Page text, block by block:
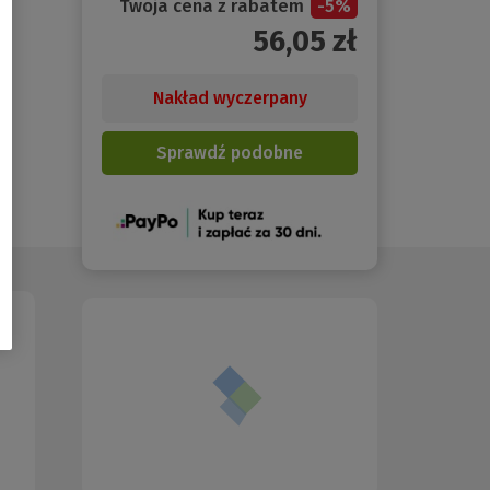
Twoja cena z rabatem -5%
56,05 zł
Nakład wyczerpany
Sprawdź podobne
(Nowe